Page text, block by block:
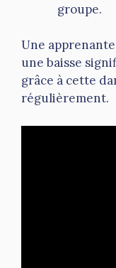
groupe.
Une
une baisse
grâce à cette
régulièrement.